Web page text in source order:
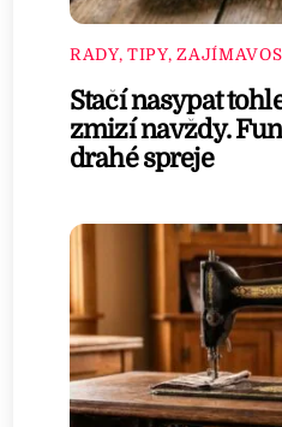
RADY, TIPY,
Stačí nasypat
zmizí navždy.
drahé spreje